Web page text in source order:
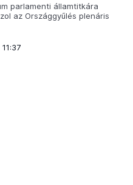
parlamenti államtitkára
az Országgyűlés plenáris